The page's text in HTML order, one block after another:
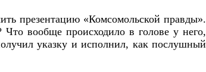
презентацию «Комсомольской правды».
вообще происходило в голове у него,
указку и исполнил, как послушный